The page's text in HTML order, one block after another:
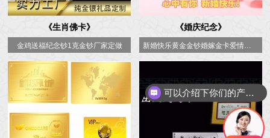
《生肖佛卡》
金鸡送福纪念钞1克金钞厂家定做
《婚庆纪念》
新婚快乐黄金金钞婚嫁金卡爱情金条足金送结婚纪念礼物情侣投资金
可以介绍下你们的产品么